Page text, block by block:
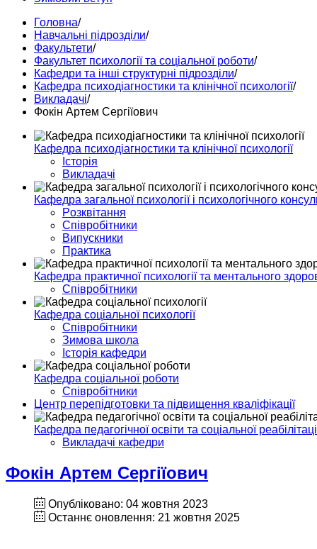
Головна/
Навчальні підрозділи/
Факультети/
Факультет психології та соціальної роботи/
Кафедри та інші структурні підрозділи/
Кафедра психодіагностики та клінічної психології/
Викладачі/
Фокін Артем Сергіїович
Кафедра психодіагностики та клінічної психології
Історія
Викладачі
Кафедра загальної психології і психологічного
Pозквітання
Співробітники
Випускники
Практика
Кафедра практичної психології та ментального
Співробітники
Кафедра соціальної психології
Співробітники
Зимова школа
Історія кафедри
Кафедра соціальної роботи
Співробітники
Центр перепідготовки та підвищення кваліфікації
Кафедра педагогічної освіти та соціальної
Викладачі кафедри
Фокін Артем Сергіїович
Опубліковано: 04 жовтня 2023
Останнє оновлення: 21 жовтня 2025